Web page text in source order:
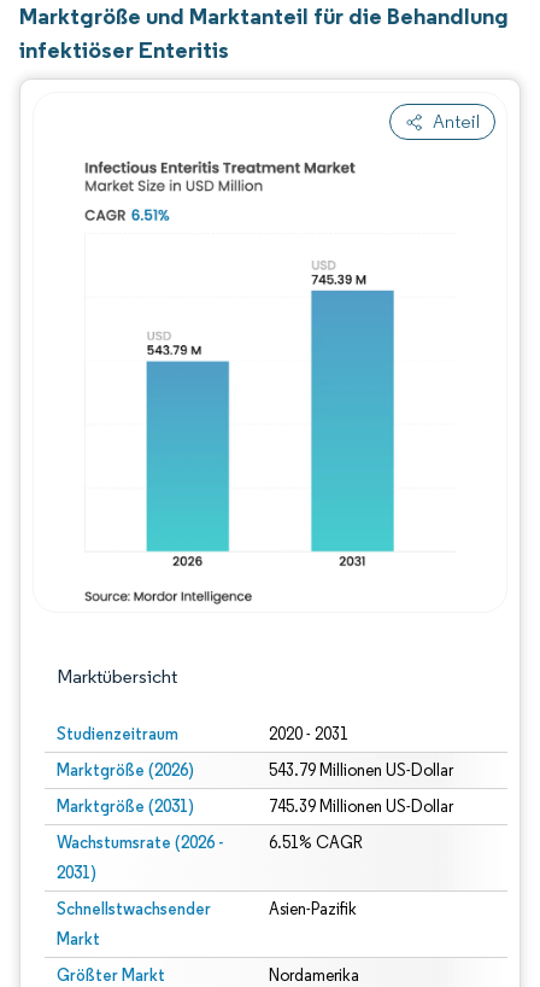
Marktgröße und Marktanteil für die Behandlung
infektiöser Enteritis
Anteil
Marktübersicht
Studienzeitraum 2020 - 2031
Marktgröße (2026) 543.79 Millionen US-Dollar
Marktgröße (2031) 745.39 Millionen US-Dollar
Wachstumsrate (2026 -
2031)
6.51% CAGR
Schnellstwachsender
Markt
Asien-Pazifik
Größter Markt Nordamerika